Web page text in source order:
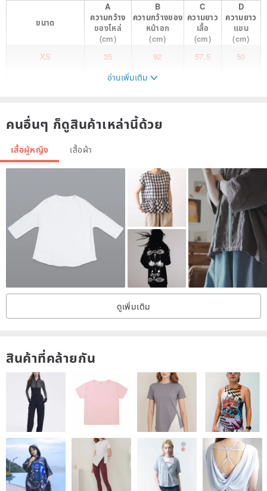
ขนาด
A
ความกว้าง
ของไหล่
(cm)
B
ความกว้างของ
หน้าอก
(cm)
C
ความยาว
เสื้อ
(cm)
D
ความยาว
แขน
(cm)
XS
35 92 57.5 50
37 97
★. About NEGA C.. ★
NEGA C. Fashion was established in 2011 and is managed by Xu
Yating, a fashion designer who has studied in the UK.
In August 2012, a women's clothing store was opened in Macau. In
addition to the development of the women's SHOP COLLECTION
series designed and produced by ourselves, each piece of clothing
in the series is made by our studio team, and each design is only
Produced in small quantities.
"The life you love, the love you live" has always been the creative
reference followed by NEGA C.. The brand is based on lively
women who love life and are not restricted by age. Taking leisure
create a retro style with cute and mischievous.
อ่านเพิ่มเติม
คนอื่นๆ ก็ดูสินค้าเหล่านี้ด้วย
เสื้อผู้หญิง เสื้อผ้า
ดูเพิ่มเติม
สินค้าที่คล้ายกัน